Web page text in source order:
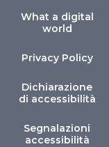
What a digital
world
Privacy Policy
Dichiarazione
di accessibilità
Segnalazioni
accessibilità